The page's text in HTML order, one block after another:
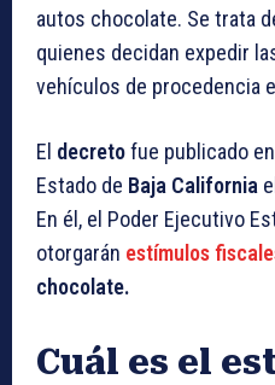
autos chocolate. Se trata
quienes decidan expedir
vehículos de procedencia
El decretofue publicado
Estado de Baja California
En él, el Poder Ejecutivo
otorgarán estímulos
chocolate.
Cuál es el